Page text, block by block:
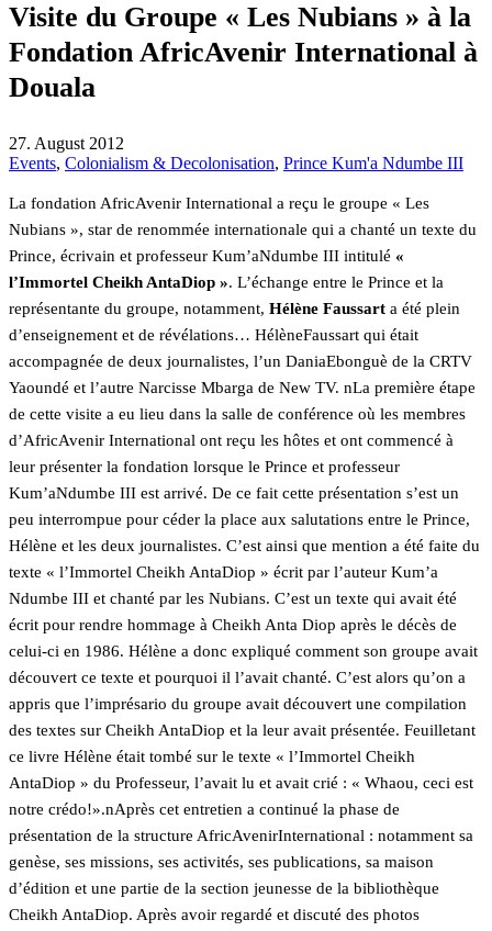
Visite du Groupe « Les Nubians » à la
Fondation AfricAvenir International à
Douala
27. August 2012
Events, Colonialism & Decolonisation, Prince Kum'a Ndumbe III
La fondation AfricAvenir International a reçu le groupe « Les
Nubians », star de renommée internationale qui a chanté un texte du
Prince, écrivain et professeur Kum’aNdumbe III intitulé «
l’Immortel Cheikh AntaDiop ». L’échange entre le Prince et la
représentante du groupe, notamment, Hélène Faussart a été plein
d’enseignement et de révélations… HélèneFaussart qui était
accompagnée de deux journalistes, l’un DaniaEbonguè de la CRTV
Yaoundé et l’autre Narcisse Mbarga de New TV. nLa première étape
de cette visite a eu lieu dans la salle de conférence où les membres
d’AfricAvenir International ont reçu les hôtes et ont commencé à
leur présenter la fondation lorsque le Prince et professeur
Kum’aNdumbe III est arrivé. De ce fait cette présentation s’est un
peu interrompue pour céder la place aux salutations entre le Prince,
Hélène et les deux journalistes. C’est ainsi que mention a été faite du
texte « l’Immortel Cheikh AntaDiop » écrit par l’auteur Kum’a
Ndumbe III et chanté par les Nubians. C’est un texte qui avait été
écrit pour rendre hommage à Cheikh Anta Diop après le décès de
celui-ci en 1986. Hélène a donc expliqué comment son groupe avait
découvert ce texte et pourquoi il l’avait chanté. C’est alors qu’on a
appris que l’imprésario du groupe avait découvert une compilation
des textes sur Cheikh AntaDiop et la leur avait présentée. Feuilletant
ce livre Hélène était tombé sur le texte « l’Immortel Cheikh
AntaDiop » du Professeur, l’avait lu et avait crié : « Whaou, ceci est
notre crédo!».nAprès cet entretien a continué la phase de
présentation de la structure AfricAvenirInternational : notamment sa
genèse, ses missions, ses activités, ses publications, sa maison
d’édition et une partie de la section jeunesse de la bibliothèque
Cheikh AntaDiop. Après avoir regardé et discuté des photos